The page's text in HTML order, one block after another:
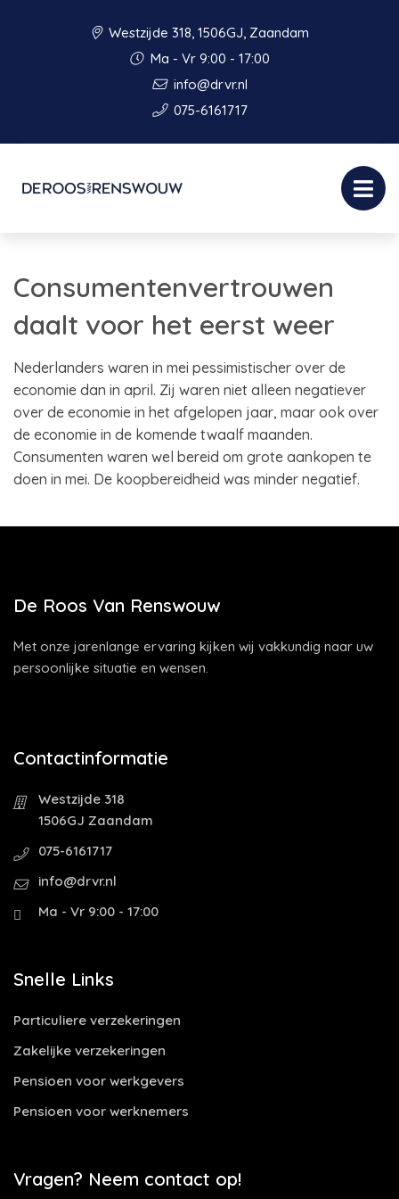
Westzijde 318, 1506GJ, Zaandam
Ma - Vr 9:00 - 17:00
info@drvr.nl
075-6161717
Consumentenvertrouwen
daalt voor het eerst weer
Nederlanders waren in mei pessimistischer over de
economie dan in april. Zij waren niet alleen negatiever
over de economie in het afgelopen jaar, maar ook over
de economie in de komende twaalf maanden.
Consumenten waren wel bereid om grote aankopen te
doen in mei. De koopbereidheid was minder negatief.
De Roos Van Renswouw
Met onze jarenlange ervaring kijken wij vakkundig naar uw
persoonlijke situatie en wensen.
Contactinformatie
Westzijde 318
1506GJ Zaandam
075-6161717
info@drvr.nl
Ma - Vr 9:00 - 17:00
Snelle Links
Particuliere verzekeringen
Zakelijke verzekeringen
Pensioen voor werkgevers
Pensioen voor werknemers
Vragen? Neem contact op!